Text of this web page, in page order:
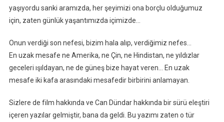
yaşıyordu sanki aramızda, her şeyimizi ona borçlu olduğumuz
için, zaten günlük yaşantımızda içimizde…
Onun verdiği son nefesi, bizim hala alıp, verdiğimiz nefes…
En uzak mesafe ne Amerika, ne Çin, ne Hindistan, ne yıldızlar
geceleri ışıldayan, ne de güneş bize hayat veren… En uzak
mesafe iki kafa arasındaki mesafedir birbirini anlamayan.
Sizlere de film hakkında ve Can Dündar hakkında bir sürü eleştiri
içeren yazılar gelmiştir, bana da geldi. Bu yazımı zaten o tür